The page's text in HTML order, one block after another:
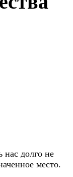
нас долго не
место.